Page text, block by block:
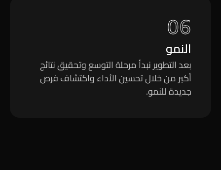
06
النمو
بعد التطوير نبدأ مرحلة التوسع وتحقيق نتائج
أكبر من خلال تحسين الأداء واكتشاف فرص
جديدة للنمو.